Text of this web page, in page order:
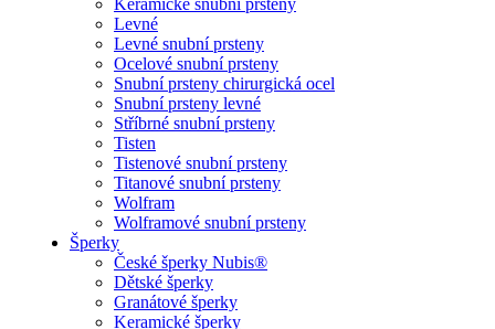
Keramické snubní prsteny
Levné
Levné snubní prsteny
Ocelové snubní prsteny
Snubní prsteny chirurgická ocel
Snubní prsteny levné
Stříbrné snubní prsteny
Tisten
Tistenové snubní prsteny
Titanové snubní prsteny
Wolfram
Wolframové snubní prsteny
Šperky
České šperky Nubis®
Dětské šperky
Granátové šperky
Keramické šperky